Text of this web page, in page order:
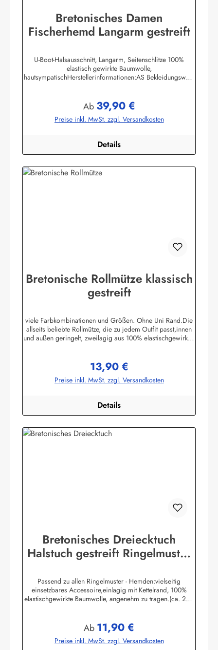
Bretonisches Damen
Fischerhemd Langarm gestreift
U-Boot-Halsausschnitt, Langarm, Seitenschlitze 100%
elastisch gewirkte Baumwolle,
hautsympatischHerstellerinformationen:AS Bekleidungswerk
Regulärer Preis:
Ab 39,90 €
Preise inkl. MwSt. zzgl. Versandkosten
Details
Bretonische Rollmütze klassisch
gestreift
viele Farbkombinationen und Größen. Ohne Uni Rand.Die
allseits beliebte Rollmütze, die zu jedem Outfit passt,innen
und außen geringelt, zweilagig aus 100% elastischgewirkter
zu allen Ringelmuster - Hemden. Größe 0 - bis 46 cm
Kopfumfang (bis 18 Monate)Größe 1 - bis 52 cm
Kopfumfang (Kleinkinder)Größe 2 - bis 55 cm Kopfumfang
cm Kopfumfang Herstellerinformationen:AS
Bekleidungswerk GmbHHeglitzer Str. 1226409
Wittmundinfo@modas-bekleidung.de
Regulärer Preis:
13,90 €
Preise inkl. MwSt. zzgl. Versandkosten
Details
Bretonisches Dreiecktuch
Halstuch gestreift Ringelmuster
Passend zu allen Ringelmuster - Hemden:vielseitig
einsetzbares Accessoire,einlagig mit Kettelrand, 100%
elastischgewirkte Baumwolle, angenehm zu tragen.(ca. 225
Bekleidungswerk GmbHHeglitzer Str. 1226409
Wittmundinfo@modas-bekleidung.de
Regulärer Preis:
Ab 11,90 €
Preise inkl. MwSt. zzgl. Versandkosten